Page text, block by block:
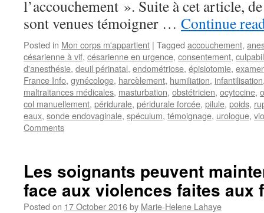
l’accouchement ». Suite à cet article,
sont venues témoigner … Continue
Posted in Mon corps m'appartient | Tagged accouchement,
césarienne à vif, césarienne en urgence, consentement,
d'anesthésie, deuil périnatal, endométriose, épisiotomie,
France Info, gynécologe, harcèlement, humiliation, infantilisation
maltraitances médicales, masturbation, obstétricien, ocytocine,
col manuellement, péridurale, péridurale forcée, pilule, poids,
eaux, sonde endovaginale, spéculum, témoignage, urologue,
Comments
Les soignants peuvent
face aux violences faites aux
Posted on 17 October 2016by Marie-Helene Lahaye